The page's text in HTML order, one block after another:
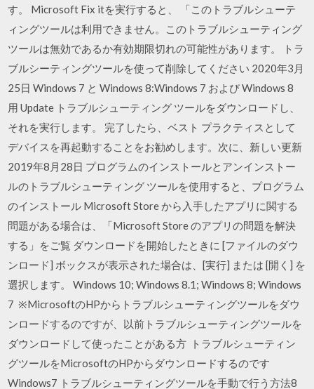
す。 Microsoft Fix itを実行すると、 「このトラブルシューテ
ィングツールは利用できません。このトラブルシューティング
ツールは無効であるか有効期限切れの可能性があります。 トラ
ブルシーティングツールを使って削除してください 2020年3月
25日 Windows 7 と Windows 8:Windows 7 および Windows 8
用 Update トラブルシューティング ツールをダウンロードし、
それを実行します。 完了したら、ベスト プラクティスとして
デバイスを再起動することをお勧めします。次に、新しい更新
2019年8月28日 プログラムのインストールとアンインストー
ルのトラブルシューティング ツールを使用すると、プログラム
のインストール Microsoft Store から入手したアプリに関する
問題がある場合は、「Microsoft Store のアプリの問題を解決
する」をご覧 ダウンロードを開始したときに [ファイルのダウ
ンロード] ボックスが表示された場合は、[実行] または [開く] を
選択します。 Windows 10; Windows 8.1; Windows 8; Windows
7 ※MicrosoftのHPからトラブルシューティングツールをダウ
ンロードするのですが、以前トラブルシューティングツールを
ダウンロードして使ったことがある方 トラブルシューティン
グツールをMicrosoftのHPからダウンロードするのです
Windows7 トラブルシューティングツールを手動で行う方法8